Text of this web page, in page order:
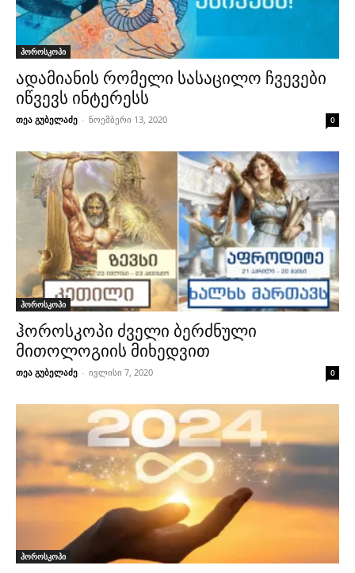
ჰოროსკოპი
ადამიანის რომელი სასაცილო ჩვევები
იწვევს ინტერესს
თეა გუბელაძე - ნოემბერი 13, 2020 0
ჰოროსკოპი
ჰოროსკოპი ძველი ბერძნული
მითოლოგიის მიხედვით
თეა გუბელაძე - ივლისი 7, 2020 0
ჰოროსკოპი